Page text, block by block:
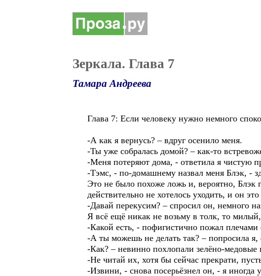
Зеркала. Глава 7
Тамара Андреева
Глава 7: Если человеку нужно немного
-А как я вернусь? – вдруг осенило меня.
-Ты уже собралась домой? – как-то
-Меня потеряют дома, - ответила я чистую
-Тэмс, - по-домашнему назвал меня Блэк, -
Это не было похоже ложь и, вероятно,
действительно не хотелось уходить, и он
-Давай перекусим? – спросил он, немного
Я всё ещё никак не возьму в толк, то
-Какой есть, - пофигистично пожал плечами
-А ты можешь не делать так? – попросила я,
-Как? – невинно похлопали зелёно-медовые
-Не читай их, хотя бы сейчас прекрати,
-Извини, - снова посерьёзнел он, - я иногда